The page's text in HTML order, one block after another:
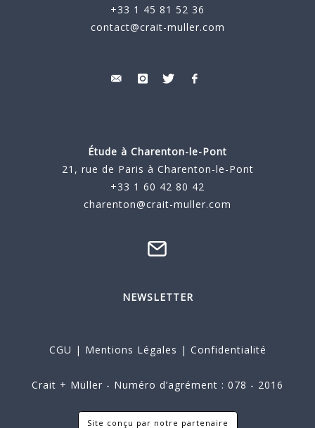
+33 1 45 81 52 36
contact@crait-muller.com
Étude à Charenton-le-Pont
21, rue de Paris à Charenton-le-Pont
+33 1 60 42 80 42
charenton@crait-muller.com
NEWSLETTER
CGU | Mentions Légales | Confidentialité
Crait + Müller - Numéro d’agrément : 078 - 2016
Site conçu par notre partenaire